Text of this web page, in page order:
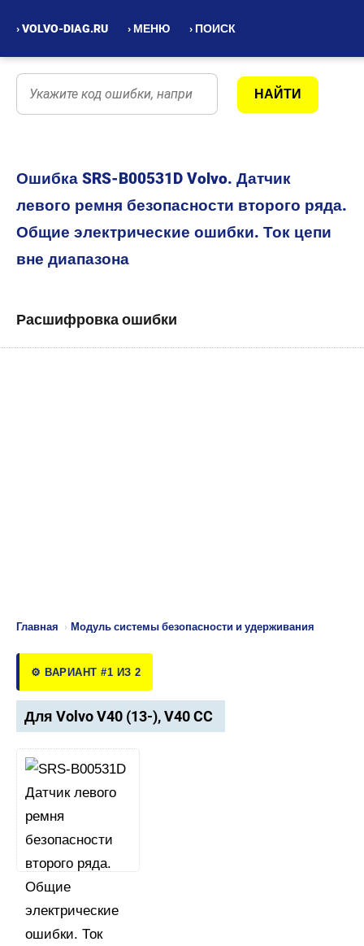
› VOLVO-DIAG.RU › МЕНЮ › ПОИСК
Ошибка SRS-B00531D Volvo. Датчик
левого ремня безопасности второго ряда.
Общие электрические ошибки. Ток цепи
вне диапазона
Расшифровка ошибки
Главная › Модуль системы безопасности и удерживания
⚙️ ВАРИАНТ #1 ИЗ 2
Для Volvo V40 (13-), V40 CC